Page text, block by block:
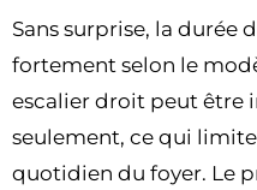
Sans surprise, la durée
fortement selon le
escalier droit peut être
seulement, ce qui
quotidien du foyer. Le